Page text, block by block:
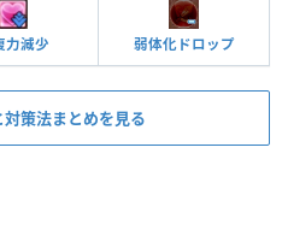
力減少 弱体化ドロップ
策法まとめを見る